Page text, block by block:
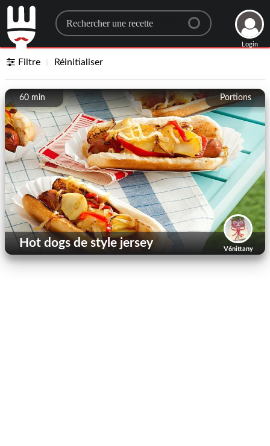
Search for a recipe
Login
Filtre Réinitialiser
Portions
60 min
V6nittany
Hot dogs de style jersey